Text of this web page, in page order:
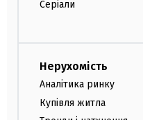
Серіали
Нерухомість
Аналітика ринку
Купівля житла